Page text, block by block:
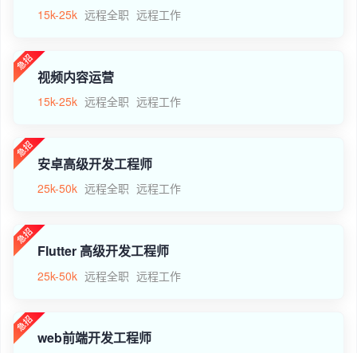
15k-25k 远程全职 远程工作
视频内容运营
15k-25k 远程全职 远程工作
安卓高级开发工程师
25k-50k 远程全职 远程工作
Flutter 高级开发工程师
25k-50k 远程全职 远程工作
web前端开发工程师